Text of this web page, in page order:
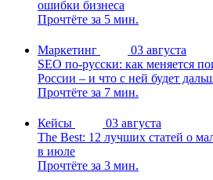
ошибки бизнеса
Прочтёте за 5 мин.
Маркетинг
03 августа
SEO по-русски: как меняется
России – и что с ней будет
Прочтёте за 7 мин.
Кейсы
03 августа
The Best: 12 лучших статей о
в июле
Прочтёте за 3 мин.